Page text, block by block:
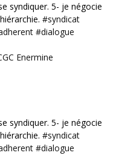
syndiquer. 5- je négocie
#syndicat
#dialogue
Enermine
syndiquer. 5- je négocie
#syndicat
#dialogue